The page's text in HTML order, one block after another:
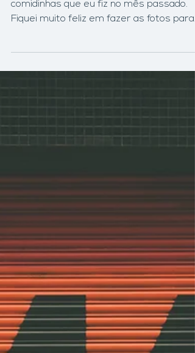
Esse foi um trabalho fotografando
comidinhas que eu fiz no mês passado.
essa nova marca de...